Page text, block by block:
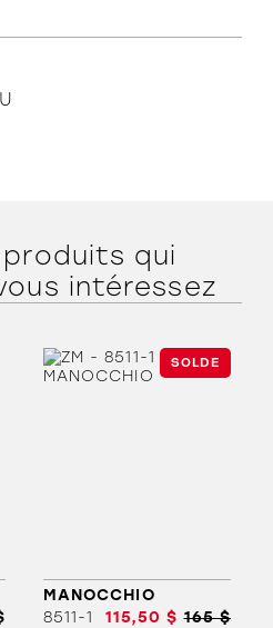
qui
intéressez
SOLDE
MANOCCHIO
8511-1
115,50 $ 165 $